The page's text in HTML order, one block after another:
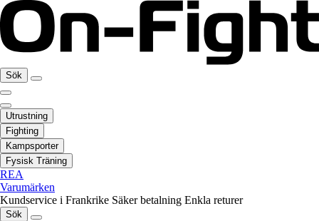
Sök
Utrustning
Fighting
Kampsporter
Fysisk Träning
REA
Varumärken
Kundservice i Frankrike Säker betalning Enkla returer
Sök